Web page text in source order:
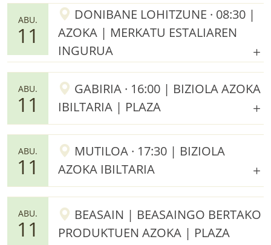
ABU.
11
DONIBANE LOHITZUNE · 08:30 |
AZOKA | MERKATU ESTALIAREN
INGURUA
ABU.
11
GABIRIA · 16:00 | BIZIOLA AZOKA
IBILTARIA | PLAZA
ABU.
11
MUTILOA · 17:30 | BIZIOLA
AZOKA IBILTARIA
ABU.
11
BEASAIN | BEASAINGO BERTAKO
PRODUKTUEN AZOKA | PLAZA